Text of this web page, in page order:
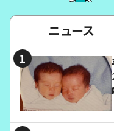
ニュース